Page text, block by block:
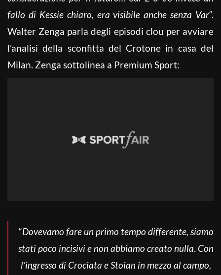
fallo di Kessie chiaro, era visibile anche senza Var“.
Walter Zenga parla degli episodi clou per avviare
l’analisi della sconfitta del Crotone in casa del
Milan. Zenga sottolinea a Premium Sport:
“Dovevamo fare un primo tempo differente, siamo
stati poco incisivi e non abbiamo creato nulla. Con
l’ingresso di Crociata e Stoian in mezzo al campo,